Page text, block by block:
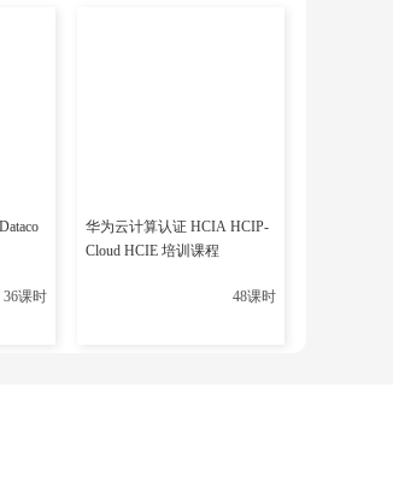
36课时
华为云计算认证 HCIA HCIP-
Cloud HCIE 培训课程
48课时